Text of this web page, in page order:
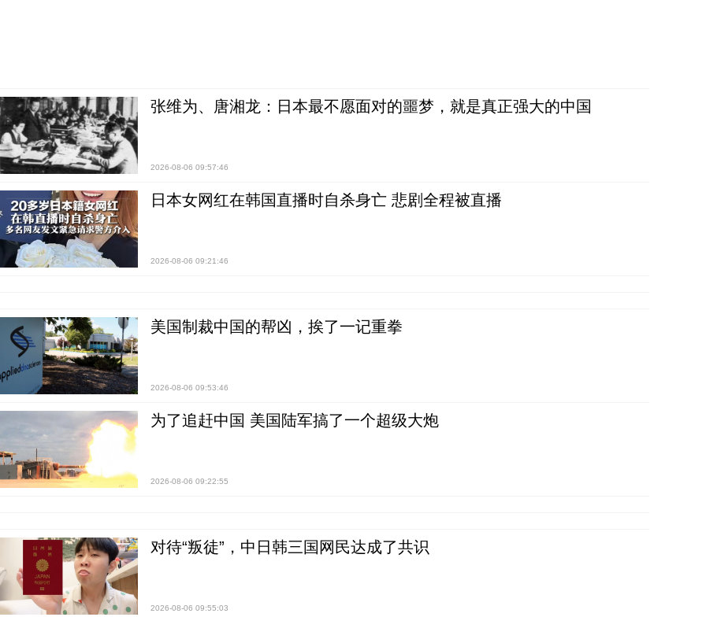
张维为、唐湘龙：日本最不愿面对的噩梦，就是真正强大的中国
2026-08-06 09:57:46
日本女网红在韩国直播时自杀身亡 悲剧全程被直播
2026-08-06 09:21:46
美国制裁中国的帮凶，挨了一记重拳
2026-08-06 09:53:46
为了追赶中国 美国陆军搞了一个超级大炮
2026-08-06 09:22:55
对待“叛徒”，中日韩三国网民达成了共识
2026-08-06 09:55:03